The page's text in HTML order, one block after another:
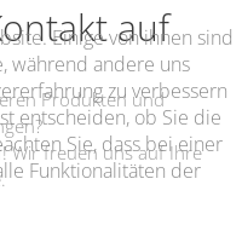
auf
Produkten und
Wir freuen uns auf Ihre
Einige von ihnen sind
während andere uns
zu verbessern
entscheiden, ob Sie die
Sie, dass bei einer
Funktionalitäten der